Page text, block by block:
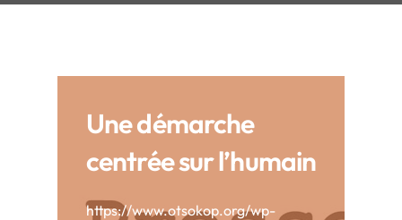
Une démarche
centrée sur l’humain
https://www.otsokop.org/wp-